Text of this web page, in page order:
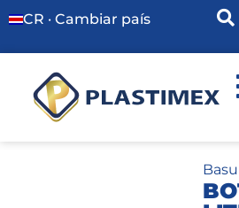
CR · Cambiar país